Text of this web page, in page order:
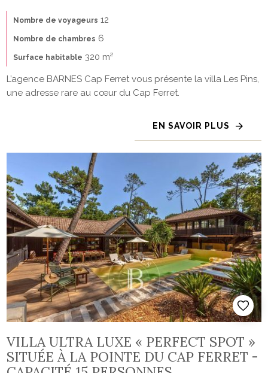
Nombre de voyageurs 12
Nombre de chambres 6
Surface habitable 320 m²
L’agence BARNES Cap Ferret vous présente la villa Les Pins,
une adresse rare au cœur du Cap Ferret.
EN SAVOIR PLUS
VILLA ULTRA LUXE « PERFECT SPOT »
SITUÉE À LA POINTE DU CAP FERRET -